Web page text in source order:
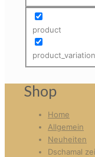
product
product_variation
Shop
Home
Allgemein
Neuheiten
Dschamal